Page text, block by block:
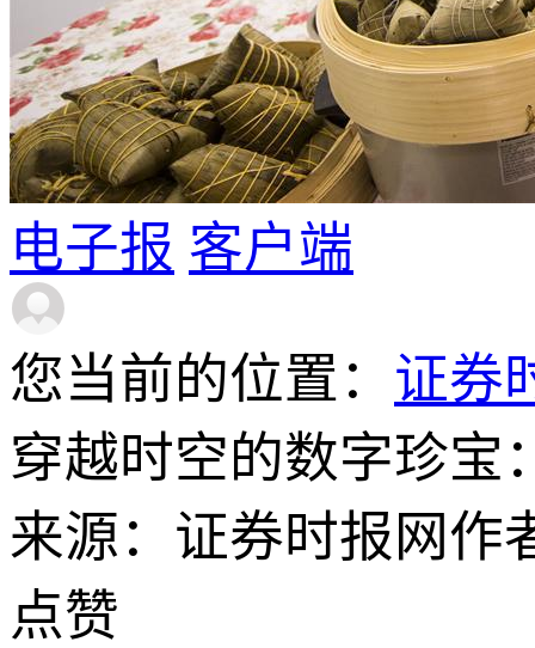
电子报 客户端
您当前的位置： 证券
穿越时空的数字珍宝
来源：证券时报网作
点赞